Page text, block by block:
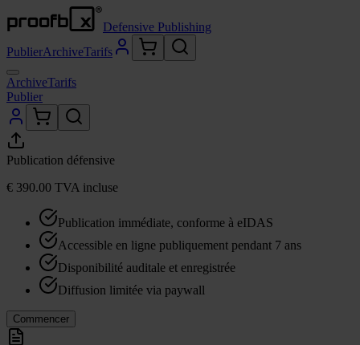
Defensive Publishing
PublierArchiveTarifs
ArchiveTarifs
Publier
Publication défen­sive
€ 390.00 TVA incluse
Publication immédiate, conforme à eIDAS
Accessible en ligne publiquement pendant 7 ans
Disponibilité auditale et enregistrée
Diffusion limitée via paywall
Commencer